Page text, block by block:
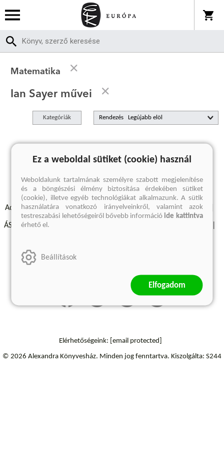
Matematika
Ian Sayer művei
Kategóriák Rendezés
A keresett kifejezésre nincs találat
Adatvédelmi szabályzatok Elállási felmondási nyilatkozat
ÁSZF - Vásárlási feltételek
Szállítási információk
Elérhetőségeink: [email protected]
© 2026 Alexandra Könyvesház. Minden jog fenntartva. Kiszolgálta: S244
Ez a weboldal sütiket (cookie) használ
Weboldalunk tartalmának személyre szabott megjelenítése
és a böngészési élmény biztosítása érdekében sütiket
(cookie), illetve egyéb technológiákat alkalmazunk. A sütik
használatára vonatkozó irányelveinkről, valamint azok
testreszabási lehetőségeiről bővebb információide kattintva
érhető el.
Beállítások
Elfogadom